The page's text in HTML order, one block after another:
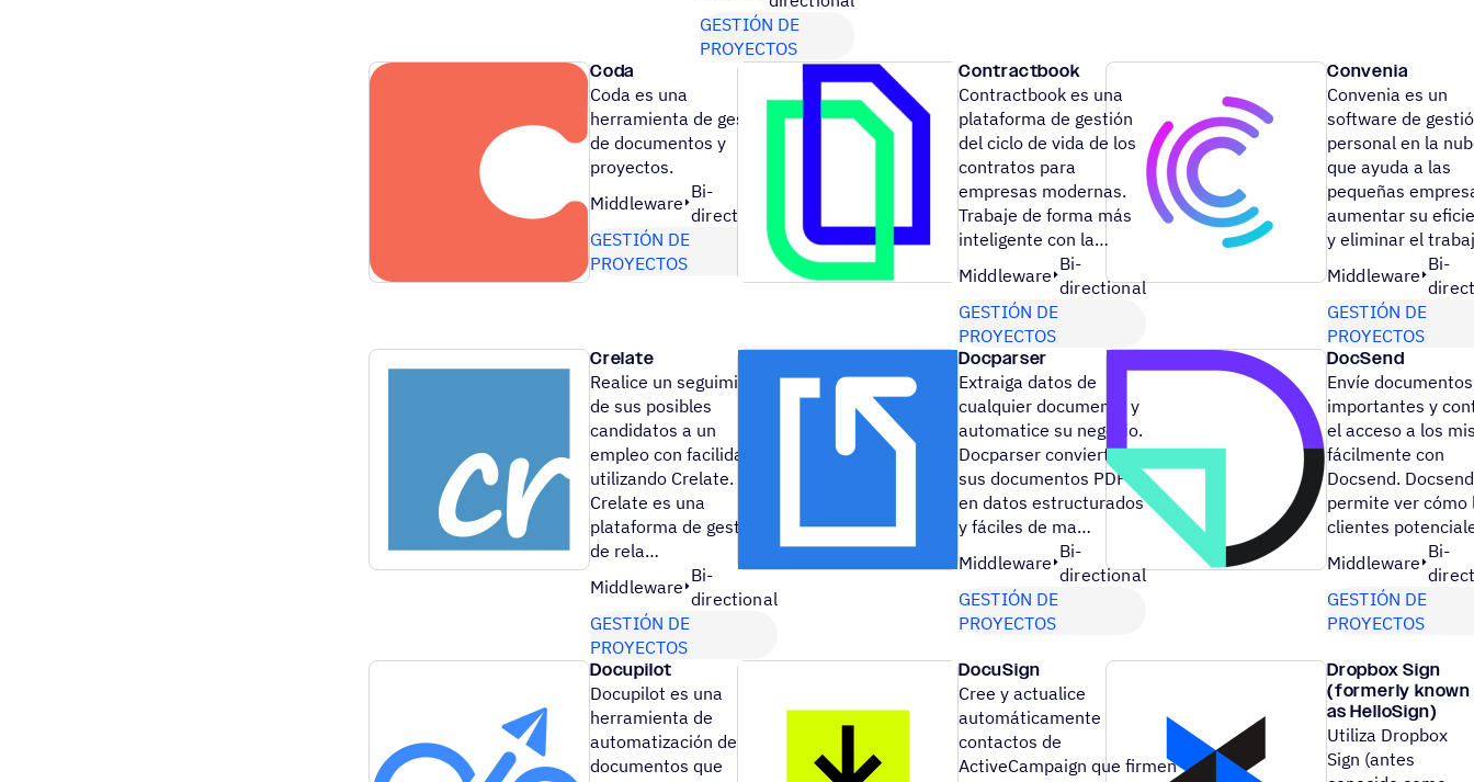
GESTIÓN DE
PROYECTOS
Coda
Coda es una
herramienta de gestión
de documentos y
proyectos.
Middleware
Bi-
directional
GESTIÓN DE
PROYECTOS
Contractbook
Contractbook es una
plataforma de gestión
del ciclo de vida de los
contratos para
empresas modernas.
Trabaje de forma más
inteligente con la…
Middleware
Bi-
directional
GESTIÓN DE
PROYECTOS
Convenia
Convenia es un
software de
personal en la
que ayuda a las
pequeñas
aumentar su
y eliminar el
Middleware
Bi-
GESTIÓN DE
PROYECTOS
Crelate
Realice un seguimiento
de sus posibles
candidatos a un
empleo con facilidad
utilizando Crelate.
Crelate es una
plataforma de gestión
de rela…
Middleware
Bi-
directional
GESTIÓN DE
PROYECTOS
Docparser
Extraiga datos de
cualquier documento y
automatice su negocio.
Docparser convierte
sus documentos PDF
en datos estructurados
y fáciles de ma…
Middleware
Bi-
directional
GESTIÓN DE
PROYECTOS
DocSend
Envíe documentos
importantes y
el acceso a los
fácilmente con
Docsend.
permite ver cómo
clientes
Middleware
Bi-
GESTIÓN DE
PROYECTOS
Docupilot
Docupilot es una
herramienta de
automatización de
documentos que
DocuSign
Cree y actualice
automáticamente
contactos de
ActiveCampaign que firmen
Dropbox Sign
(formerly known
as HelloSign)
Utiliza Dropbox
Sign (antes